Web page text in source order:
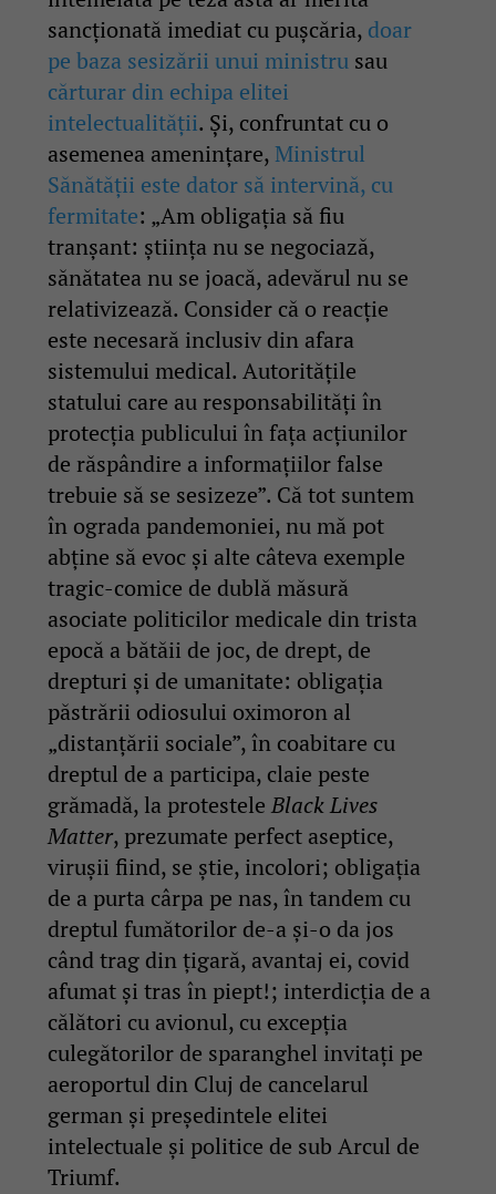
sancționată imediat cu pușcăria, doar
pe baza sesizării unui ministru sau
cărturar din echipa elitei
intelectualității. Și, confruntat cu o
asemenea amenințare,Ministrul
Sănătății este dator să intervină, cu
fermitate: „Am obligația să fiu
tranșant: știința nu se negociază,
sănătatea nu se joacă, adevărul nu se
relativizează. Consider că o reacție
este necesară inclusiv din afara
sistemului medical. Autoritățile
statului care au responsabilități în
protecția publicului în fața acțiunilor
de răspândire a informațiilor false
trebuie să se sesizeze”. Că tot suntem
în ograda pandemoniei, nu mă pot
abține să evoc și alte câteva exemple
tragic-comice de dublă măsură
asociate politicilor medicale din trista
epocă a bătăii de joc, de drept, de
drepturi și de umanitate: obligația
păstrării odiosului oximoron al
„distanțării sociale”, în coabitare cu
dreptul de a participa, claie peste
grămadă, la protesteleBlack Lives
Matter, prezumate perfect aseptice,
virușii fiind, se știe, incolori; obligația
de a purta cârpa pe nas, în tandem cu
dreptul fumătorilor de-a și-o da jos
când trag din țigară, avantaj ei, covid
afumat și tras în piept!; interdicția de a
călători cu avionul, cu excepția
culegătorilor de sparanghel invitați pe
aeroportul din Cluj de cancelarul
german și președintele elitei
intelectuale și politice de sub Arcul de
Triumf.